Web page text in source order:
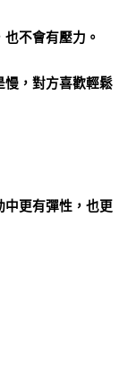
不會有壓力。
慢，對方喜歡輕鬆
中更有彈性，也更